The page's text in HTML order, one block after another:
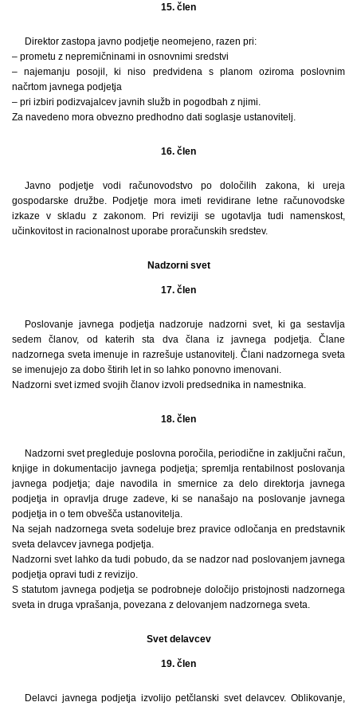
15. člen
Direktor zastopa javno podjetje neomejeno, razen pri:
– prometu z nepremičninami in osnovnimi sredstvi
– najemanju posojil, ki niso predvidena s planom oziroma poslovnim
načrtom javnega podjetja
– pri izbiri podizvajalcev javnih služb in pogodbah z njimi.
Za navedeno mora obvezno predhodno dati soglasje ustanovitelj.
16. člen
Javno podjetje vodi računovodstvo po določilih zakona, ki ureja
gospodarske družbe. Podjetje mora imeti revidirane letne računovodske
izkaze v skladu z zakonom. Pri reviziji se ugotavlja tudi namenskost,
učinkovitost in racionalnost uporabe proračunskih sredstev.
Nadzorni svet
17. člen
Poslovanje javnega podjetja nadzoruje nadzorni svet, ki ga sestavlja
sedem članov, od katerih sta dva člana iz javnega podjetja. Člane
nadzornega sveta imenuje in razrešuje ustanovitelj. Člani nadzornega sveta
se imenujejo za dobo štirih let in so lahko ponovno imenovani.
Nadzorni svet izmed svojih članov izvoli predsednika in namestnika.
18. člen
Nadzorni svet pregleduje poslovna poročila, periodične in zaključni račun,
knjige in dokumentacijo javnega podjetja; spremlja rentabilnost poslovanja
javnega podjetja; daje navodila in smernice za delo direktorja javnega
podjetja in opravlja druge zadeve, ki se nanašajo na poslovanje javnega
podjetja in o tem obvešča ustanovitelja.
Na sejah nadzornega sveta sodeluje brez pravice odločanja en predstavnik
sveta delavcev javnega podjetja.
Nadzorni svet lahko da tudi pobudo, da se nadzor nad poslovanjem javnega
podjetja opravi tudi z revizijo.
S statutom javnega podjetja se podrobneje določijo pristojnosti nadzornega
sveta in druga vprašanja, povezana z delovanjem nadzornega sveta.
Svet delavcev
19. člen
Delavci javnega podjetja izvolijo petčlanski svet delavcev. Oblikovanje,